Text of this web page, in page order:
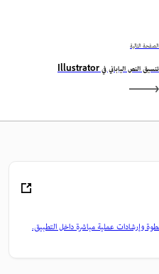
الصفحة التالية
تنسيق النص الياباني في Illustrator
وإرشادات عملية مباشرة داخل التطبيق.